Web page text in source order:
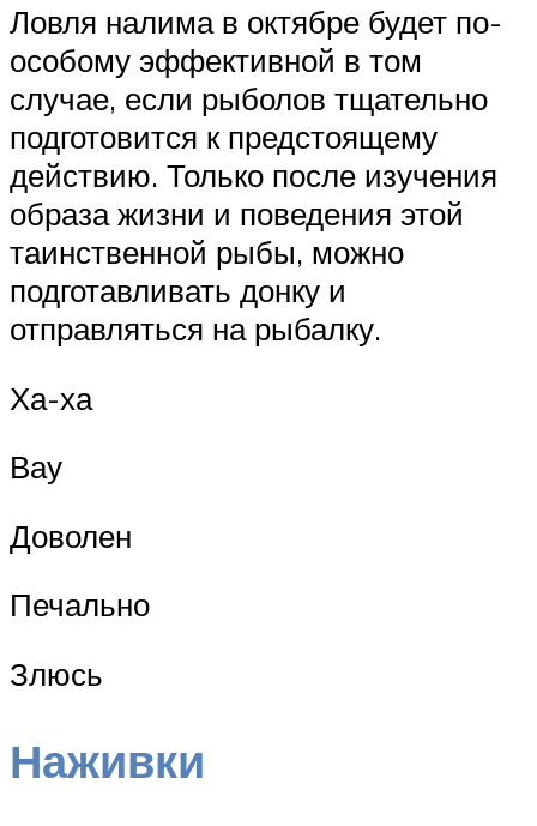
Ловля налима в октябре будет по-
особому эффективной в том
случае, если рыболов тщательно
подготовится к предстоящему
действию. Только после изучения
образа жизни и поведения этой
таинственной рыбы, можно
подготавливать донку и
отправляться на рыбалку.
Ха-ха
Вау
Доволен
Печально
Злюсь
Наживки